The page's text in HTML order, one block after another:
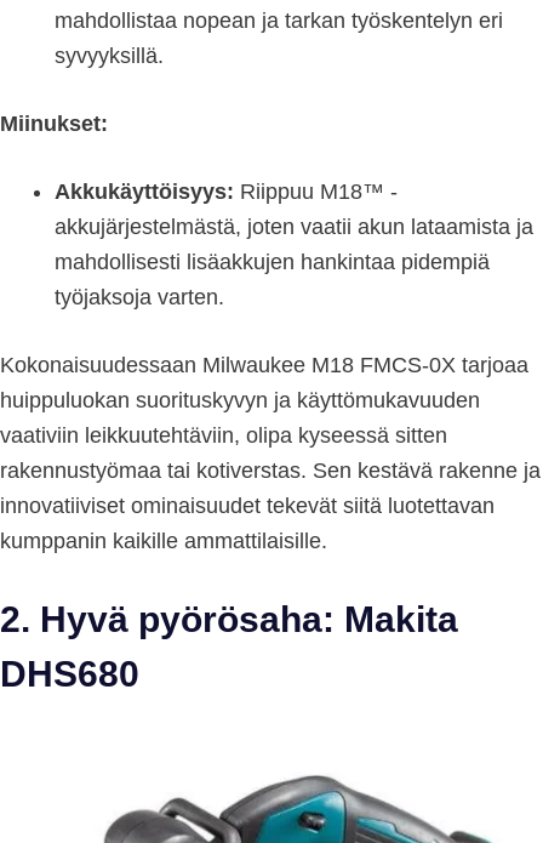
mahdollistaa nopean ja tarkan työskentelyn eri
syvyyksillä.
Miinukset:
Akkukäyttöisyys: Riippuu M18™ -
akkujärjestelmästä, joten vaatii akun lataamista ja
mahdollisesti lisäakkujen hankintaa pidempiä
työjaksoja varten.
Kokonaisuudessaan Milwaukee M18 FMCS-0X tarjoaa
huippuluokan suorituskyvyn ja käyttömukavuuden
vaativiin leikkuutehtäviin, olipa kyseessä sitten
rakennustyömaa tai kotiverstas. Sen kestävä rakenne ja
innovatiiviset ominaisuudet tekevät siitä luotettavan
kumppanin kaikille ammattilaisille.
2. Hyvä pyörösaha: Makita
DHS680